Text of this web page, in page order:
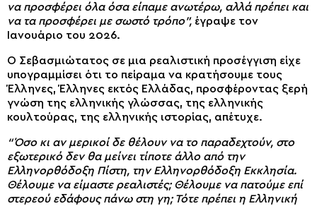
να προσφέρει όλα όσα είπαμε ανωτέρω, αλλά πρέπει και
να τα προσφέρει με σωστό τρόπο”, έγραψε τον
Ιανουάριο του 2026.
Ο Σεβασμιώτατος σε μια ρεαλιστική προσέγγιση είχε
υπογραμμίσει ότι το πείραμα να κρατήσουμε τους
Έλληνες, Έλληνες εκτός Ελλάδας, προσφέροντας ξερή
γνώση της ελληνικής γλώσσας, της ελληνικής
κουλτούρας, της ελληνικής ιστορίας, απέτυχε.
“Όσο κι αν μερικοί δε θέλουν να το παραδεχτούν, στο
εξωτερικό δεν θα μείνει τίποτε άλλο από την
Ελληνορθόδοξη Πίστη, την Ελληνορθόδοξη Εκκλησία.
Θέλουμε να είμαστε ρεαλιστές; Θέλουμε να πατούμε επί
στερεού εδάφους πάνω στη γη; Τότε πρέπει η Ελληνική